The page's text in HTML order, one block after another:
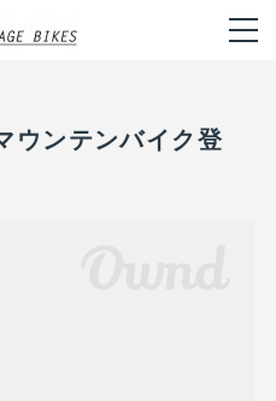
ンテンバイク登